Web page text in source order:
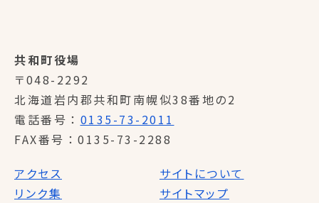
共和町役場
〒048-2292
北海道岩内郡共和町南幌似38番地の2
電話番号
0135-73-2011
FAX番号
0135-73-2288
アクセス
サイトについて
リンク集
サイトマップ